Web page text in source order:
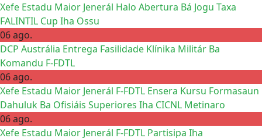
Xefe Estadu Maior Jenerál Halo Abertura Bá Jogu Taxa
FALINTIL Cup Iha Ossu
06 ago.
DCP Austrália Entrega Fasilidade Klínika Militár Ba
Komandu F-FDTL
06 ago.
Xefe Estadu Maior Jenerál F-FDTL Ensera Kursu Formasaun
Dahuluk Ba Ofisiáis Superiores Iha CICNL Metinaro
06 ago.
Xefe Estadu Maior Jenerál F-FDTL Partisipa Iha